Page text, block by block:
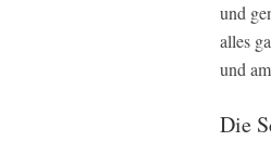
und
alles
und
Die